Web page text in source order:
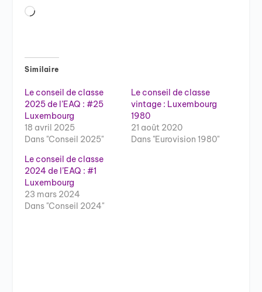
Chargement…
Similaire
Le conseil de classe
2025 de l’EAQ : #25
Luxembourg
18 avril 2025
Dans "Conseil 2025"
Le conseil de classe
vintage : Luxembourg
1980
21 août 2020
Dans "Eurovision 1980"
Le conseil de classe
2024 de l’EAQ : #1
Luxembourg
23 mars 2024
Dans "Conseil 2024"